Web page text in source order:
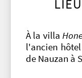
À la villa
l'ancien
de Nauzan à